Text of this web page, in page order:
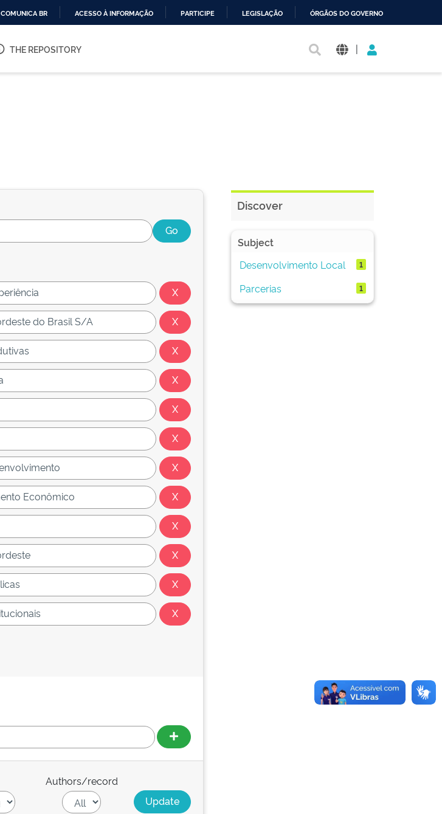
O
COMUNICA BR ACESSO À INFORMAÇÃO PARTICIPE LEGISLAÇÃO ÓRGÃOS DO GOVERNO
THE REPOSITORY |
Authors/record
Discover
Subject
Desenvolvimento Local
1
Parcerias 1